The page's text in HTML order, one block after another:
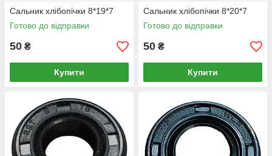
Сальник хлібопічки 8*19*7
Готово до відправки
50 ₴
Купити
Сальник хлібопічки 8*20*7
Готово до відправки
50 ₴
Купити